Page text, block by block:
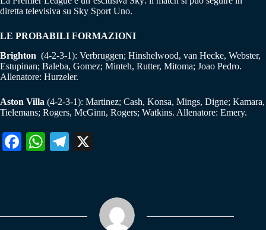
diretta televisiva su Sky Sport Uno.
LE PROBABILI FORMAZIONI
Brighton (4-2-3-1): Verbruggen; Hinshelwood, van Hecke, Webster,
Estupinan; Baleba, Gomez; Minteh, Rutter, Mitoma; Joao Pedro.
Allenatore: Hurzeler.
Aston Villa (4-2-3-1): Martinez; Cash, Konsa, Mings, Digne; Kamara,
Tielemans; Rogers, McGinn, Rogers; Watkins. Allenatore: Emery.
Fa W
pp
Te
m